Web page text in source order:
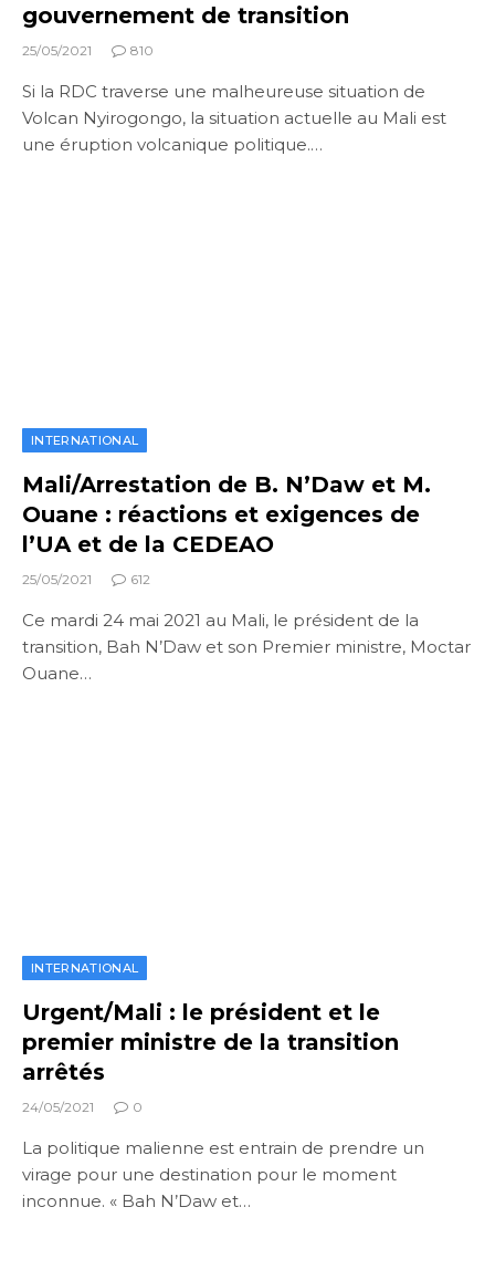
gouvernement de transition
25/05/2021 810
Si la RDC traverse une malheureuse situation de
Volcan Nyirogongo, la situation actuelle au Mali est
une éruption volcanique politique.…
INTERNATIONAL
Mali/Arrestation de B. N’Daw et M.
Ouane : réactions et exigences de
l’UA et de la CEDEAO
25/05/2021 612
Ce mardi 24 mai 2021 au Mali, le président de la
transition, Bah N’Daw et son Premier ministre, Moctar
Ouane…
INTERNATIONAL
Urgent/Mali : le président et le
premier ministre de la transition
arrêtés
24/05/2021 0
La politique malienne est entrain de prendre un
virage pour une destination pour le moment
inconnue. « Bah N’Daw et…